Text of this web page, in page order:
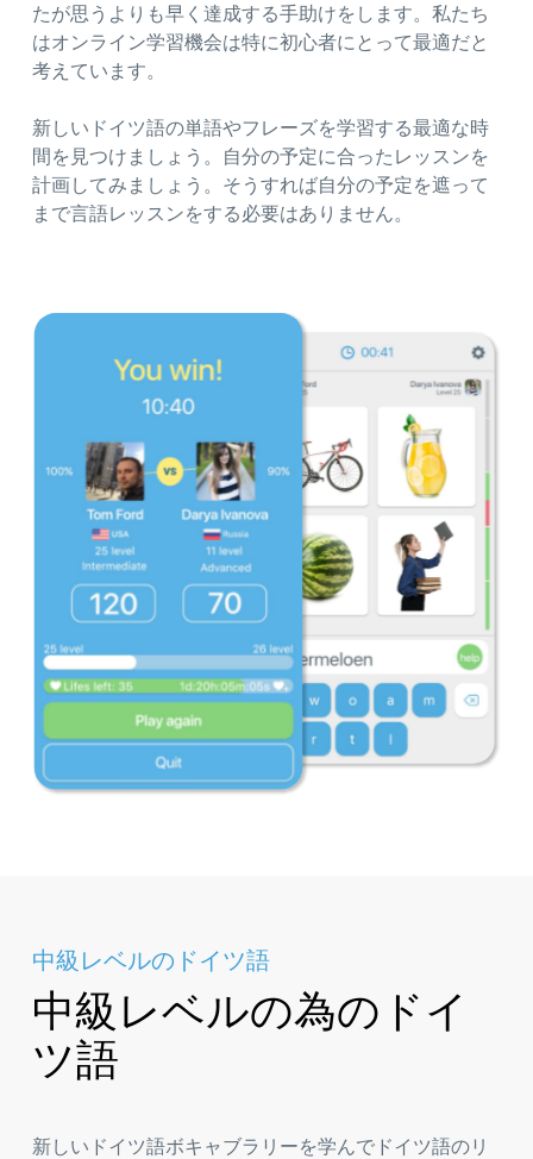
たが思うよりも早く達成する手助けをします。私たち
はオンライン学習機会は特に初心者にとって最適だと
考えています。
新しいドイツ語の単語やフレーズを学習する最適な時
間を見つけましょう。自分の予定に合ったレッスンを
計画してみましょう。そうすれば自分の予定を遮って
まで言語レッスンをする必要はありません。
中級レベルのドイツ語
中級レベルの為のドイ
ツ語
新しいドイツ語ボキャブラリーを学んでドイツ語のリ